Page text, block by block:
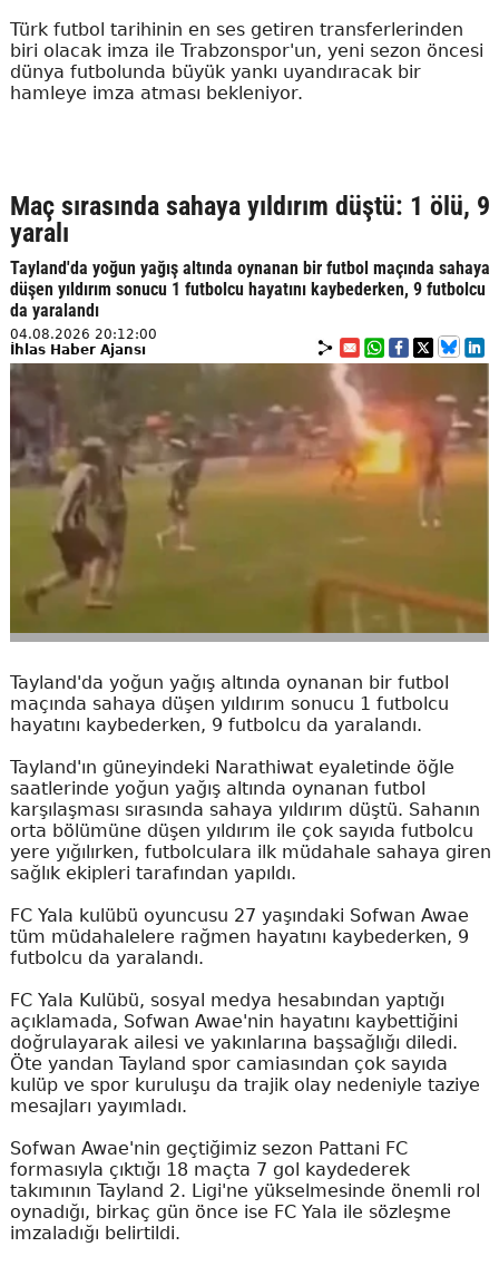
Türk futbol tarihinin en ses getiren transferlerinden
biri olacak imza ile Trabzonspor'un, yeni sezon öncesi
dünya futbolunda büyük yankı uyandıracak bir
hamleye imza atması bekleniyor.
Maç sırasında sahaya yıldırım düştü: 1 ölü, 9
yaralı
Tayland'da yoğun yağış altında oynanan bir futbol maçında sahaya
düşen yıldırım sonucu 1 futbolcu hayatını kaybederken, 9 futbolcu
da yaralandı
04.08.2026 20:12:00
İhlas Haber Ajansı
Tayland'da yoğun yağış altında oynanan bir futbol
maçında sahaya düşen yıldırım sonucu 1 futbolcu
hayatını kaybederken, 9 futbolcu da yaralandı.
Tayland'ın güneyindeki Narathiwat eyaletinde öğle
saatlerinde yoğun yağış altında oynanan futbol
karşılaşması sırasında sahaya yıldırım düştü. Sahanın
orta bölümüne düşen yıldırım ile çok sayıda futbolcu
yere yığılırken, futbolculara ilk müdahale sahaya giren
sağlık ekipleri tarafından yapıldı.
FC Yala kulübü oyuncusu 27 yaşındaki Sofwan Awae
tüm müdahalelere rağmen hayatını kaybederken, 9
futbolcu da yaralandı.
FC Yala Kulübü, sosyal medya hesabından yaptığı
açıklamada, Sofwan Awae'nin hayatını kaybettiğini
doğrulayarak ailesi ve yakınlarına başsağlığı diledi.
Öte yandan Tayland spor camiasından çok sayıda
kulüp ve spor kuruluşu da trajik olay nedeniyle taziye
mesajları yayımladı.
Sofwan Awae'nin geçtiğimiz sezon Pattani FC
formasıyla çıktığı 18 maçta 7 gol kaydederek
takımının Tayland 2. Ligi'ne yükselmesinde önemli rol
oynadığı, birkaç gün önce ise FC Yala ile sözleşme
imzaladığı belirtildi.